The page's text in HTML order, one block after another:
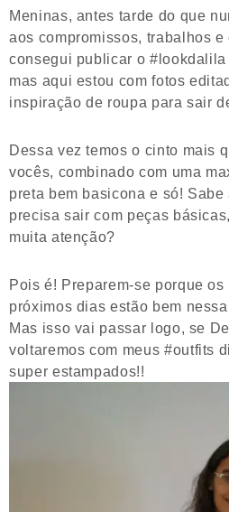
Meninas, antes tarde do que
aos compromissos, trabalhos
consegui publicar o
mas aqui estou com fotos
inspiração de roupa para sair
Dessa vez temos o cinto mais
vocês, combinado com uma
preta bem basicona e só!
precisa sair com peças
muita atenção?
Pois é! Preparem-se porque
próximos dias estão bem
Mas isso vai passar logo, se
voltaremos com meus #outfits
super estampados!!